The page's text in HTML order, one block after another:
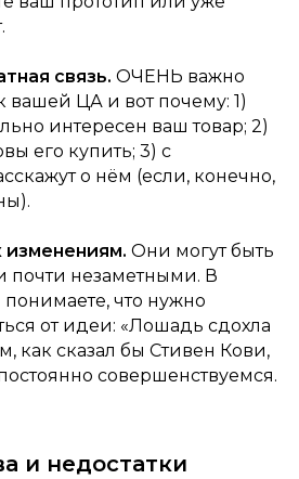
связь. ОЧЕНЬ важно
вашей ЦА и вот почему: 1)
интересен ваш товар; 2)
его купить; 3) с
о нём (если, конечно,
изменениям. Они могут быть
незаметными. В
что нужно
от идеи: «Лошадь сдохла
как сказал бы Стивен Кови,
постоянно совершенствуемся.
и недостатки